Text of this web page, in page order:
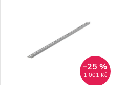
1 001 Kč
–25 %